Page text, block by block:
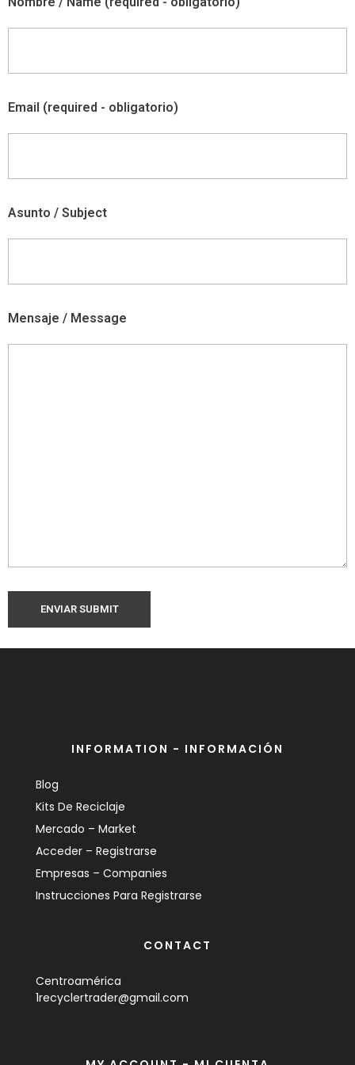
Email (required - obligatorio)
Asunto / Subject
Mensaje / Message
INFORMATION - INFORMACIÓN
Blog
Kits De Reciclaje
Mercado – Market
Acceder – Registrarse
Empresas – Companies
Instrucciones Para Registrarse
CONTACT
Centroamérica
1recyclertrader@gmail.com